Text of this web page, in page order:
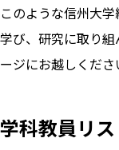
このような信州大
学び、研究に取り
ージにお越しくださ
学科教員リス